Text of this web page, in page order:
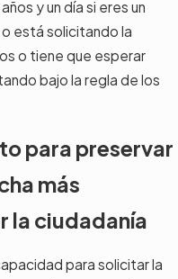
y un día si eres un
está solicitando la
o tiene que esperar
bajo la regla de los
para preservar
más
la ciudadanía
para solicitar la